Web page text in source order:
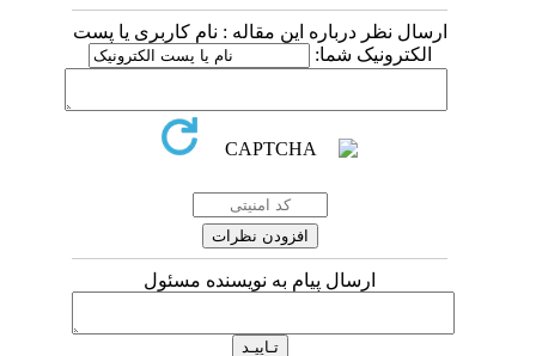
ارسال نظر درباره این مقاله : نام کاربری یا پست
الکترونیک شما:
ارسال پیام به نویسنده مسئول